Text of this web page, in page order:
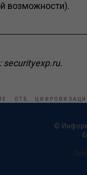
возможности).
securityexp.ru.
ОТБ
©